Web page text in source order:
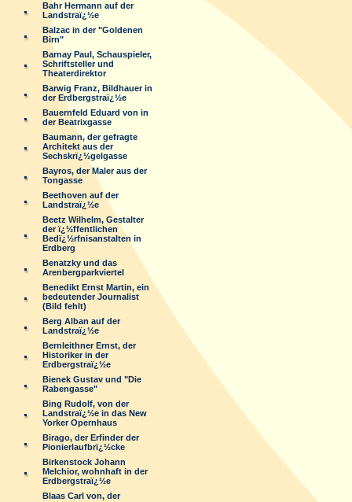
Bahr Hermann auf der
Landstraï¿½e
Balzac in der "Goldenen
Birn"
Barnay Paul, Schauspieler,
Schriftsteller und
Theaterdirektor
Barwig Franz, Bildhauer in
der Erdbergstraï¿½e
Bauernfeld Eduard von in
der Beatrixgasse
Baumann, der gefragte
Architekt aus der
Sechskrï¿½gelgasse
Bayros, der Maler aus der
Tongasse
Beethoven auf der
Landstraï¿½e
Beetz Wilhelm, Gestalter
der ï¿½ffentlichen
Bedï¿½rfnisanstalten in
Erdberg
Benatzky und das
Arenbergparkviertel
Benedikt Ernst Martin, ein
bedeutender Journalist
(Bild fehlt)
Berg Alban auf der
Landstraï¿½e
Bernleithner Ernst, der
Historiker in der
Erdbergstraï¿½e
Bienek Gustav und "Die
Rabengasse"
Bing Rudolf, von der
Landstraï¿½e in das New
Yorker Opernhaus
Birago, der Erfinder der
Pionierlaufbrï¿½cke
Birkenstock Johann
Melchior, wohnhaft in der
Erdbergstraï¿½e
Blaas Carl von, der